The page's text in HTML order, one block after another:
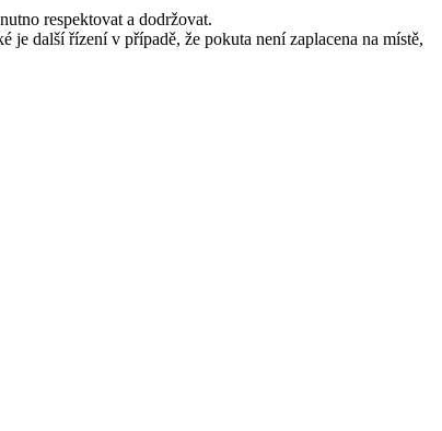
respektovat a dodržovat.
další řízení v případě, že pokuta není zaplacena na místě,